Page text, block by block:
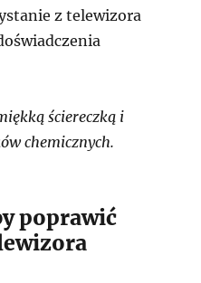
z telewizora
ściereczką i
chemicznych.
poprawić